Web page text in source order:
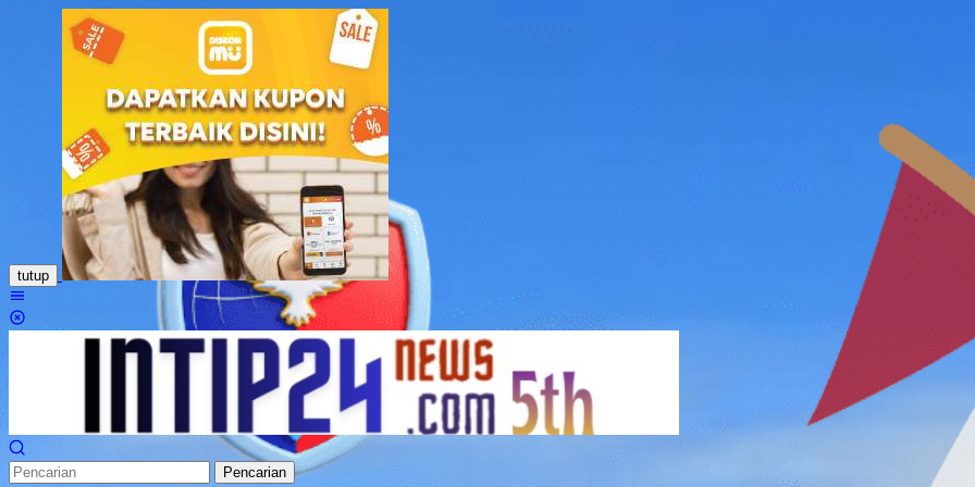
tutup
Pencarian